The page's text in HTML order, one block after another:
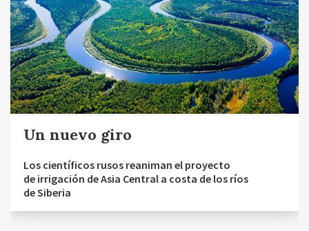
Un nuevo giro
Los científicos rusos reaniman el proyecto
de irrigación de Asia Central a costa de los ríos
de Siberia